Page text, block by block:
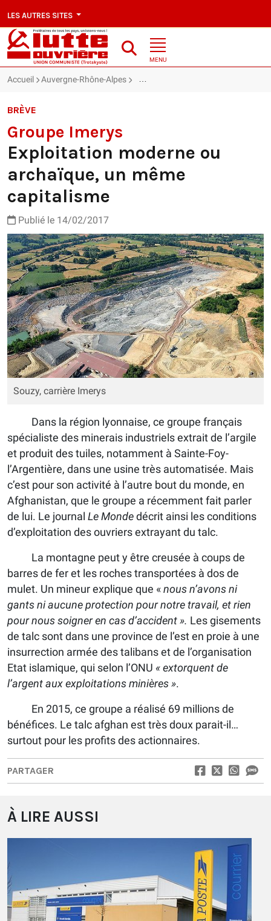
LES AUTRES SITES
MENU
Accueil Auvergne-Rhône-Alpes Groupe Imerys : Exploitation
BRÈVE
Groupe Imerys
Exploitation moderne ou
archaïque, un même
capitalisme
Publié le 14/02/2017
Souzy, carrière Imerys
Dans la région lyonnaise, ce groupe français
spécialiste des minerais industriels extrait de l’argile
et produit des tuiles, notamment à Sainte-Foy-
l’Argentière, dans une usine très automatisée. Mais
c’est pour son activité à l’autre bout du monde, en
Afghanistan, que le groupe a récemment fait parler
de lui. Le journal Le Mondedécrit ainsi les conditions
d’exploitation des ouvriers extrayant du talc.
La montagne peut y être creusée à coups de
barres de fer et les roches transportées à dos de
mulet. Un mineur explique que «nous n’avons ni
gants ni aucune protection pour notre travail, et rien
pour nous soigner en cas d’accident ». Les gisements
de talc sont dans une province de l’est en proie à une
insurrection armée des talibans et de l’organisation
Etat islamique, qui selon l’ONU « extorquent de
l’argent aux exploitations minières ».
En 2015, ce groupe a réalisé 69 millions de
bénéfices. Le talc afghan est très doux parait-il…
surtout pour les profits des actionnaires.
PARTAGER
À LIRE AUSSI